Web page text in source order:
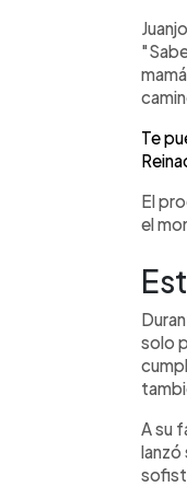
Te
El
el
solo
A su
lanzó